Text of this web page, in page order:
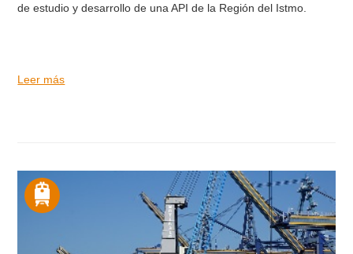
de estudio y desarrollo de una API de la Región del Istmo.
Leer más